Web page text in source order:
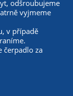
odšroubujeme
vyjmeme
v případě
čerpadlo za